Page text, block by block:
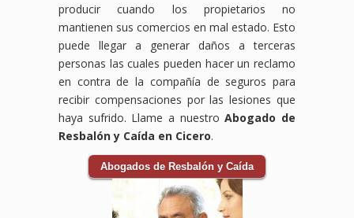
producir cuando los propietarios no
mantienen sus comercios en mal estado. Esto
puede llegar a generar daños a terceras
personas las cuales pueden hacer un reclamo
en contra de la compañía de seguros para
recibir compensaciones por las lesiones que
haya sufrido. Llame a nuestroAbogado de
Resbalón y Caída en Cicero.
Abogados de Resbalón y Caída